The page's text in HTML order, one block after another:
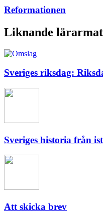
Reformationen
Liknande
Sveriges riksdag:
Sveriges historia från
Att skicka brev